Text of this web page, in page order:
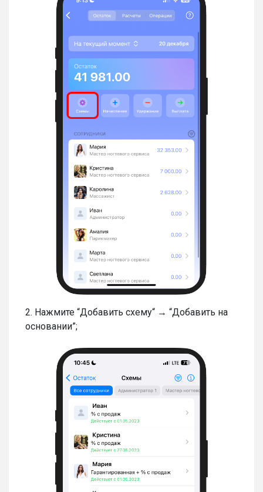
2. Нажмите “Добавить схему“ → “Добавить на
основании”;